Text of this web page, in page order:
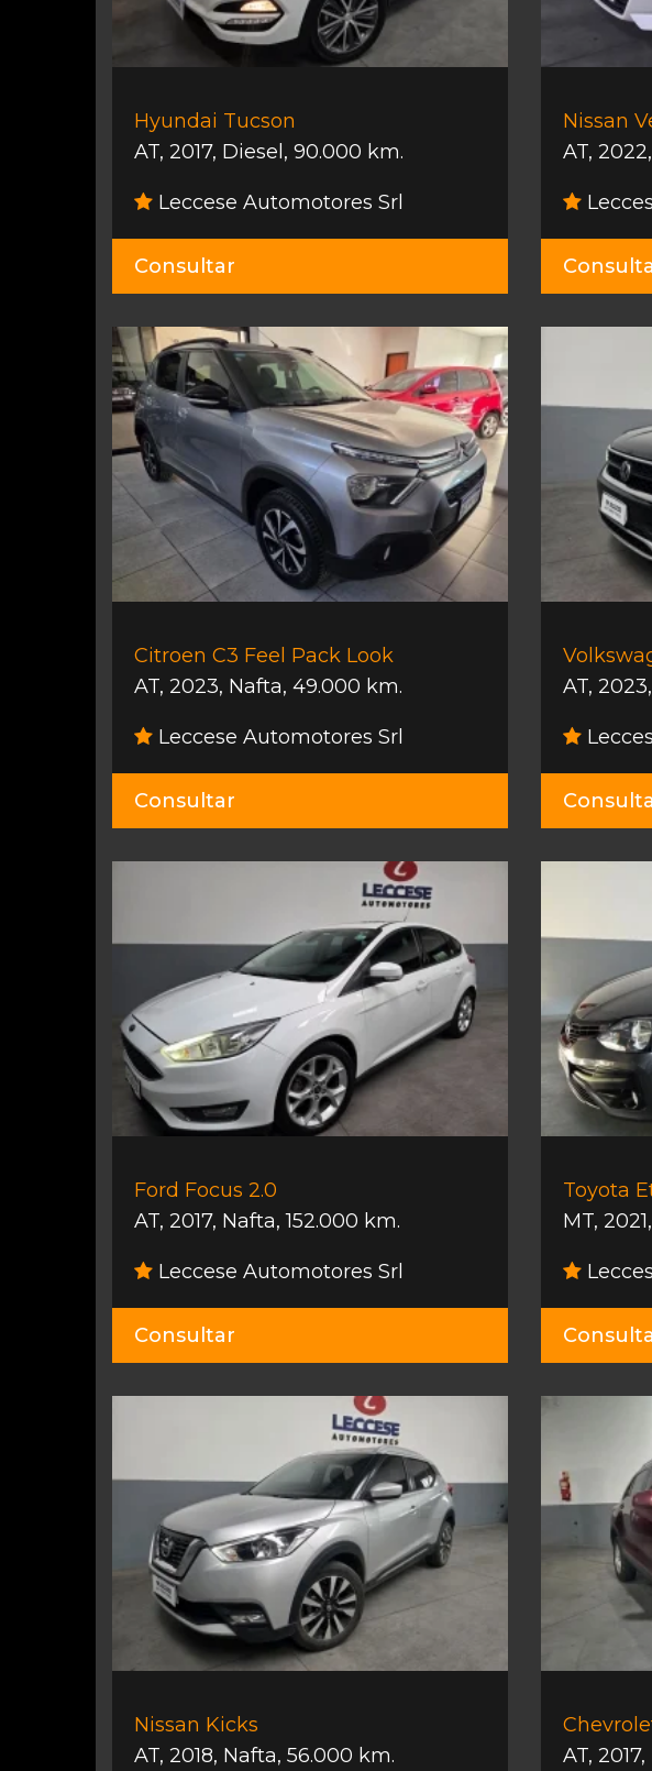
Hyundai Tucson
AT, 2017, Diesel , 90.000 km.
Leccese Automotores Srl
Consultar
Nissan
AT, 2022,
Citroen C3 Feel Pack Look
AT, 2023, Nafta, 49.000 km.
Leccese Automotores Srl
Consultar
AT, 2023,
Ford Focus 2.0
AT, 2017, Nafta,152.000 km.
Leccese Automotores Srl
Consultar
Toyota
MT, 2021,
Nissan Kicks
AT, 2018, Nafta, 56.000 km.
AT, 2017,